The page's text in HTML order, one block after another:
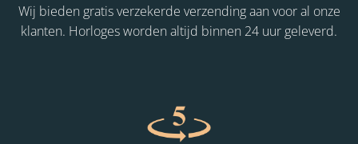
Wij bieden gratis verzekerde verzending aan voor al onze
klanten. Horloges worden altijd binnen 24 uur geleverd.